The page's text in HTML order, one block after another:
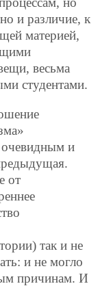
и различие, к
материей,
весьма
студентами.
очевидным и
от
так и не
и не могло
причинам. И